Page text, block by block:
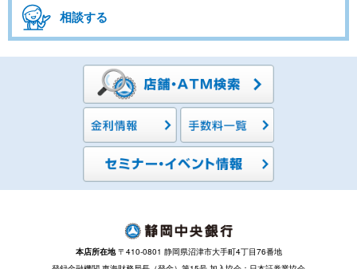
相談する
本店所在地 〒410-0801 静岡県沼津市大手町4丁目76番地